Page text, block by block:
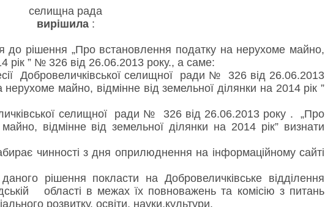
селищна рада
вирішила :
„Про встановлення податку на нерухоме майно,
рік ” № 326 від 26.06.2013 року., а саме:
Добровеличківської селищної ради № 326 від 26.06.2013
майно, відмінне від земельної ділянки на 2014 рік ”
селищної ради № 326 від 26.06.2013 року . „Про
відмінне від земельної ділянки на 2014 рік” визнати
чинності з дня оприлюднення на інформаційному сайті
рішення покласти на Добровеличківське відділення
області в межах їх повноважень та комісію з питань
розвитку, освіти, науки,культури.